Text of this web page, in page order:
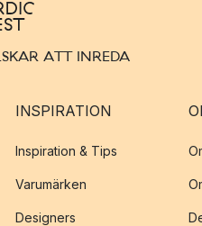
ATT INREDA
INSPIRATION
Inspiration & Tips
Varumärken
Designers